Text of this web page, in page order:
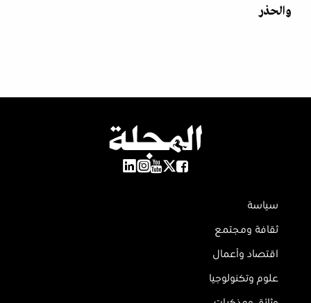
والحذر
سياسة
ثقافة ومجتمع
اقتصاد وأعمال
علوم وتكنولوجيا